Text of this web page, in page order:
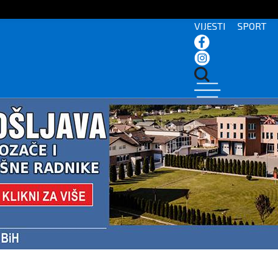
VIJESTI SPORT